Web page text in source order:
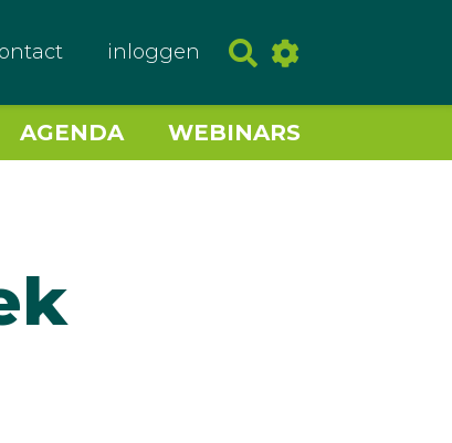
inloggen
AGENDA WEBINARS